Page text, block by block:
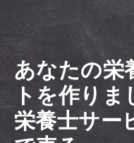
あなたの栄
トを作りま
栄養士サー